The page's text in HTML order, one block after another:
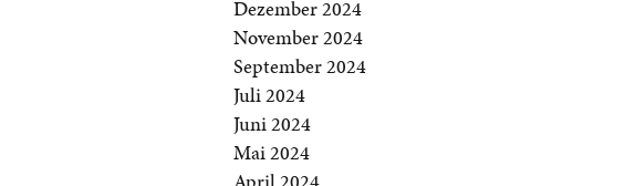
Dezember 2024
November 2024
September 2024
Juli 2024
Juni 2024
Mai 2024